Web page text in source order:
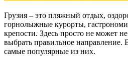
Не любите все
Тоді підписуйтеся
наскільки
Електронна пошта
Грузия – это пляжный отдых,
горнолыжные курорты,
крепости. Здесь просто не может
выбрать правильное направление.
самые популярные из них.